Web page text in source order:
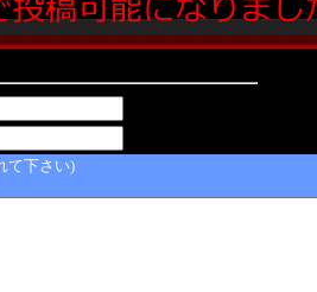
て下さい)